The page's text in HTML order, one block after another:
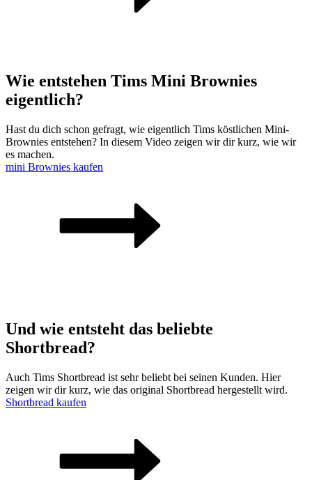
Wie entstehen Tims Mini Brownies
eigentlich?
Hast du dich schon gefragt, wie eigentlich Tims köstlichen Mini-
Brownies entstehen? In diesem Video zeigen wir dir kurz, wie wir
es machen.
mini Brownies kaufen
Und wie entsteht das beliebte
Shortbread?
Auch Tims Shortbread ist sehr beliebt bei seinen Kunden. Hier
zeigen wir dir kurz, wie das original Shortbread hergestellt wird.
Shortbread kaufen